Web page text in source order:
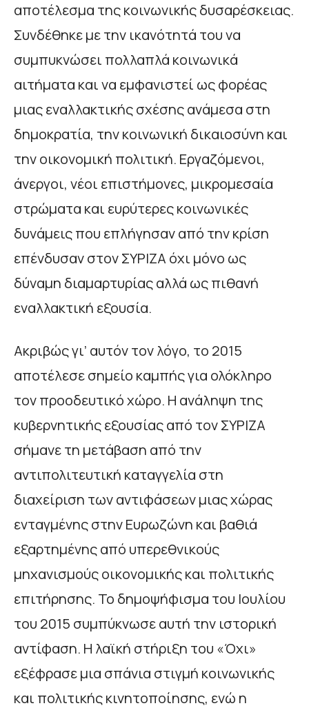
αποτέλεσμα της κοινωνικής δυσαρέσκειας.
Συνδέθηκε με την ικανότητά του να
συμπυκνώσει πολλαπλά κοινωνικά
αιτήματα και να εμφανιστεί ως φορέας
μιας εναλλακτικής σχέσης ανάμεσα στη
δημοκρατία, την κοινωνική δικαιοσύνη και
την οικονομική πολιτική. Εργαζόμενοι,
άνεργοι, νέοι επιστήμονες, μικρομεσαία
στρώματα και ευρύτερες κοινωνικές
δυνάμεις που επλήγησαν από την κρίση
επένδυσαν στον ΣΥΡΙΖΑ όχι μόνο ως
δύναμη διαμαρτυρίας αλλά ως πιθανή
εναλλακτική εξουσία.
Ακριβώς γι’ αυτόν τον λόγο, το 2015
αποτέλεσε σημείο καμπής για ολόκληρο
τον προοδευτικό χώρο. Η ανάληψη της
κυβερνητικής εξουσίας από τον ΣΥΡΙΖΑ
σήμανε τη μετάβαση από την
αντιπολιτευτική καταγγελία στη
διαχείριση των αντιφάσεων μιας χώρας
ενταγμένης στην Ευρωζώνη και βαθιά
εξαρτημένης από υπερεθνικούς
μηχανισμούς οικονομικής και πολιτικής
επιτήρησης. Το δημοψήφισμα του Ιουλίου
του 2015 συμπύκνωσε αυτή την ιστορική
αντίφαση. Η λαϊκή στήριξη του «Όχι»
εξέφρασε μια σπάνια στιγμή κοινωνικής
και πολιτικής κινητοποίησης, ενώ η